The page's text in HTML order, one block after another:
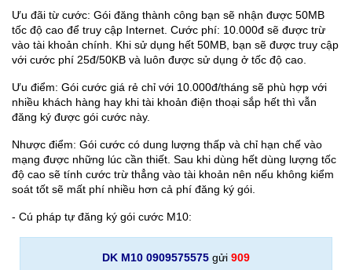
Ưu đãi từ cước: Gói đăng thành công bạn sẽ nhận được 50MB
tốc độ cao để truy cập Internet. Cước phí: 10.000đ sẽ được trừ
vào tài khoản chính. Khi sử dụng hết 50MB, bạn sẽ được truy cập
với cước phí 25đ/50KB và luôn được sử dụng ở tốc độ cao.
Ưu điểm: Gói cước giá rẻ chỉ với 10.000đ/tháng sẽ phù hợp với
nhiều khách hàng hay khi tài khoản điện thoại sắp hết thì vẫn
đăng ký được gói cước này.
Nhược điểm: Gói cước có dung lượng thấp và chỉ hạn chế vào
mạng được những lúc cần thiết. Sau khi dùng hết dùng lượng tốc
độ cao sẽ tính cước trừ thẳng vào tài khoản nên nếu không kiểm
soát tốt sẽ mất phí nhiều hơn cả phí đăng ký gói.
- Cú pháp tự đăng ký gói cước M10:
DK M10 0909575575 gửi 909